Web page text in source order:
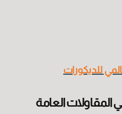
للديكورات
العامة